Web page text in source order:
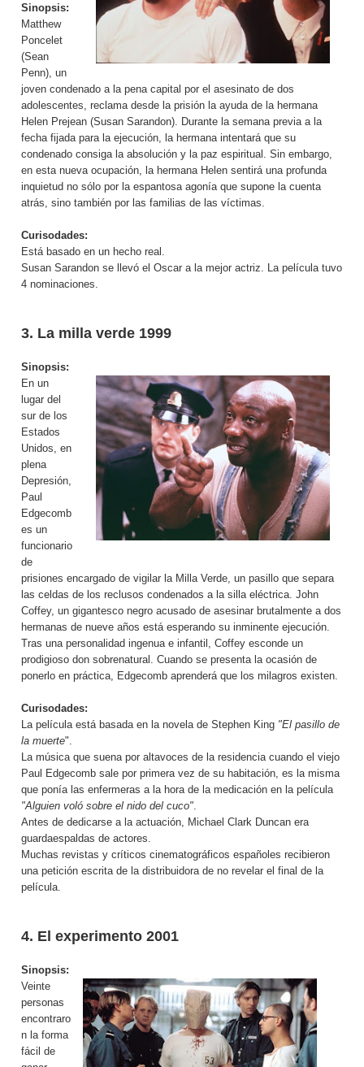
Sinopsis:
Matthew
Poncelet
(Sean
Penn), un
joven condenado a la pena capital por el asesinato de dos
adolescentes, reclama desde la prisión la ayuda de la hermana
Helen Prejean (Susan Sarandon). Durante la semana previa a la
fecha fijada para la ejecución, la hermana intentará que su
condenado consiga la absolución y la paz espiritual. Sin embargo,
en esta nueva ocupación, la hermana Helen sentirá una profunda
inquietud no sólo por la espantosa agonía que supone la cuenta
atrás, sino también por las familias de las víctimas.
Curisodades:
Está basado en un hecho real.
Susan Sarandon se llevó el Oscar a la mejor actriz. La película tuvo
4 nominaciones.
3. La milla verde 1999
Sinopsis:
En un
lugar del
sur de los
Estados
Unidos, en
plena
Depresión,
Paul
Edgecomb
es un
funcionario
de
prisiones encargado de vigilar la Milla Verde, un pasillo que separa
las celdas de los reclusos condenados a la silla eléctrica. John
Coffey, un gigantesco negro acusado de asesinar brutalmente a dos
hermanas de nueve años está esperando su inminente ejecución.
Tras una personalidad ingenua e infantil, Coffey esconde un
prodigioso don sobrenatural. Cuando se presenta la ocasión de
ponerlo en práctica, Edgecomb aprenderá que los milagros existen.
Curisodades:
La película está basada en la novela de Stephen King "El pasillo de
la muerte".
La música que suena por altavoces de la residencia cuando el viejo
Paul Edgecomb sale por primera vez de su habitación, es la misma
que ponía las enfermeras a la hora de la medicación en la película
"Alguien voló sobre el nido del cuco"
Antes de dedicarse a la actuación, Michael Clark Duncan era
guardaespaldas de actores.
Muchas revistas y críticos cinematográficos españoles recibieron
una petición escrita de la distribuidora de no revelar el final de la
película.
4. El experimento 2001
Sinopsis:
Veinte
personas
encontraro
n la forma
fácil de